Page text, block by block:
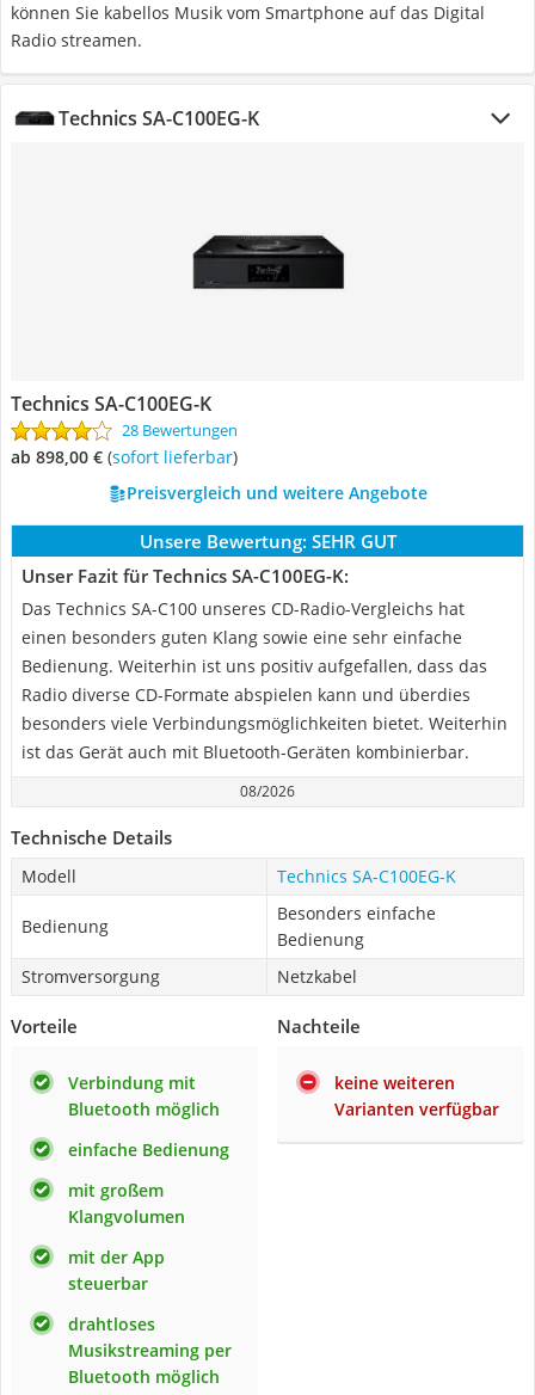
können Sie kabellos Musik vom Smartphone auf das Digital
Radio streamen.
Technics SA-C100EG-K
Technics SA-C100EG-K
28 Bewertungen
ab 898,00 € ( Sofort lieferbar)
Preisvergleich und weitere Angebote
Unsere Bewertung: SEHR GUT
Unser Fazit für Technics SA-C100EG-K:
Das Technics SA-C100 unseres CD-Radio-Vergleichs hat
einen besonders guten Klang sowie eine sehr einfache
Bedienung. Weiterhin ist uns positiv aufgefallen, dass das
Radio diverse CD-Formate abspielen kann und überdies
besonders viele Verbindungsmöglichkeiten bietet. Weiterhin
ist das Gerät auch mit Bluetooth-Geräten kombinierbar.
08/2026
Technische Details
Modell Technics SA-C100EG-K
Bedienung
Besonders einfache
Bedienung
Stromversorgung
Netzkabel
Vorteile
Verbindung mit
Bluetooth möglich
einfache Bedienung
mit großem
Klangvolumen
mit der App
steuerbar
drahtloses
Musikstreaming per
Bluetooth möglich
Nachteile
keine weiteren
Varianten verfügbar